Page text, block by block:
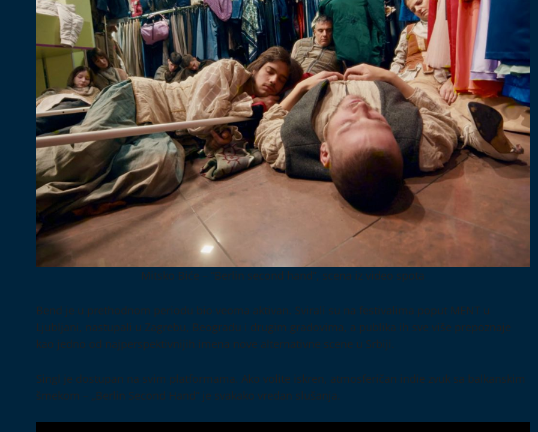
Mitsko Biće – “Berlin second hand”, scena iz video spota
Bend je u prethodnom periodu bio veoma aktivan. Svirali su na festivalima poput MENT u
Ljubljani, nastupali u Zagrebu, Beogradu i drugim gradovima, a publika ih sve više prepoznaje
kao jedno od najperspektivnijih imena nove alternativne scene u Srbiji.
Singl je dostupan na svim platformama. Ako volite iskren, atmosferičan indie zvuk sa balkanskim
šmekom – „Berlin Second Hand“ je svakako vredan slušanja.